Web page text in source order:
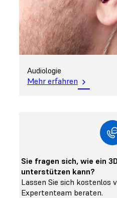
Audiologie
Mehr erfahren
Sie fragen sich, wie ein
unterstützen kann?
Lassen Sie sich kostenlos
Expertenteam beraten.